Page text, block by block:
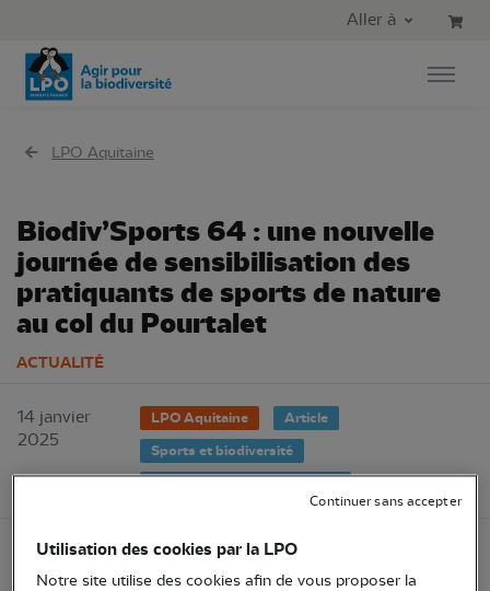
Aller au menu principal
Aller à
LPO Aquitaine
Biodiv’Sports 64 : une nouvelle
journée de sensibilisation des
pratiquants de sports de nature
au col du Pourtalet
ACTUALITÉ
14 janvier
2025
LPO Aquitaine
Article
Sports et biodiversité
Jeudi 9 janvier, une 2ème édition de journée inter-
Utilisation des cookies par la LPO
Notre site utilise des cookies afin de vous proposer la
Continuer sans accepter